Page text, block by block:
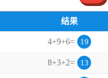
结果
4+9+6= 19
8+3+2= 13